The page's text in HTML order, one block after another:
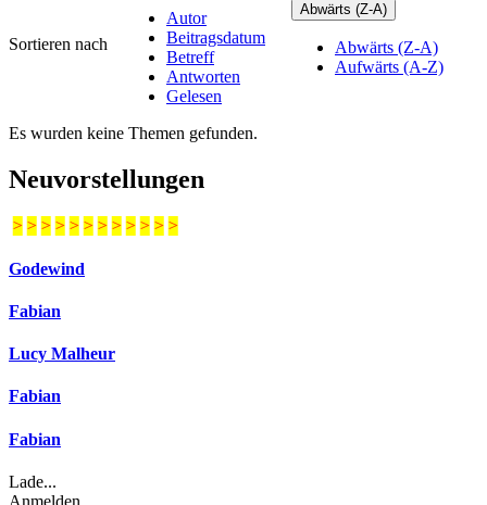
Sortieren nach
Autor
Beitragsdatum
Betreff
Antworten
Gelesen
Abwärts (Z-A)
Abwärts (Z-A)
Aufwärts (A-Z)
Es wurden keine Themen gefunden.
Neuvorstellungen
> > > > > > > > > > > >
Godewind
Fabian
Lucy Malheur
Fabian
Fabian
Lade...
Anmelden